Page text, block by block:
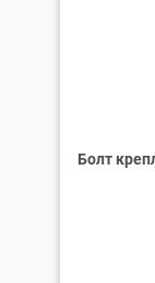
Болт